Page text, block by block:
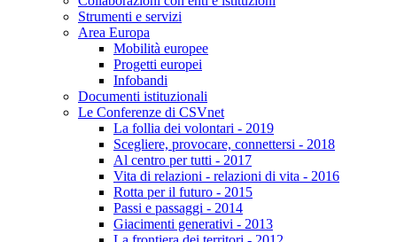
Strumenti e servizi
Area Europa
Mobilità europee
Progetti europei
Infobandi
Documenti istituzionali
Le Conferenze di CSVnet
La follia dei volontari - 2019
Scegliere, provocare, connettersi - 2018
Al centro per tutti - 2017
Vita di relazioni - relazioni di vita - 2016
Rotta per il futuro - 2015
Passi e passaggi - 2014
Giacimenti generativi - 2013